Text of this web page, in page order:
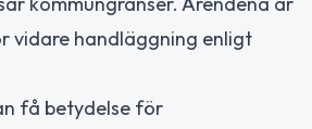
vidare handläggning enligt
få betydelse för